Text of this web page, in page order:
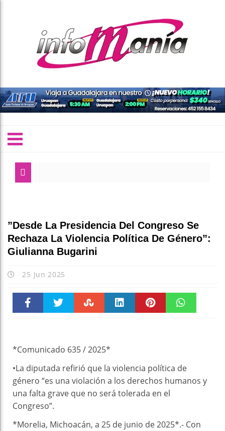
”Desde La Presidencia Del Congreso Se
Rechaza La Violencia Política De Género”:
Giulianna Bugarini
25 Jun 2025
*Comunicado 635 / 2025*
•La diputada refirió que la violencia política de
género “es una violación a los derechos humanos y
una falta grave que no será tolerada en el
Congreso”.
*Morelia, Michoacán, a 25 de junio de 2025*.- Con